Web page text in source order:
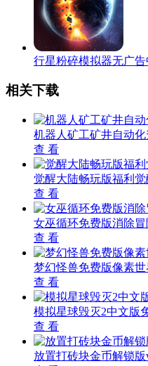
行星粉碎模拟器无广
相关下载
机器人矿工矿井自动
查 看
觉醒大陆畅玩版福利
查 看
女巫循环免费版消除冒
查 看
梦幻怪兽免费版像素
查 看
模拟星球毁灭2中文版
查 看
放置打砖块金币解锁版